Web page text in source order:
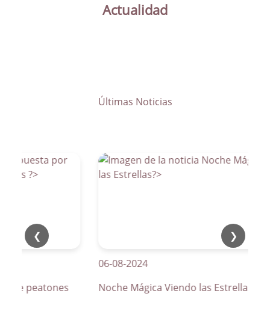
Actualidad
Últimas Noticias
❮ ❯
de peatones
06-08-2024
Noche Mágica Viendo las Estrellas